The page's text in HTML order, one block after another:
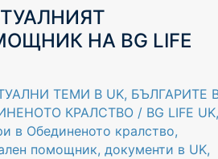
НА BG LIFE
ТЕМИ В UK, БЪЛГАРИТЕ
КРАЛСТВО/ BG LIFE UK,
в Обединеното кралство,
помощник, документи в UK,